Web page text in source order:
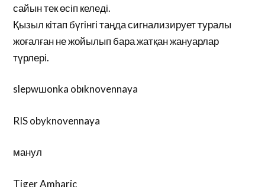
сайын тек өсіп келеді.
Қызыл кітап бүгінгі таңда сигнализирует туралы
жоғалған не жойылып бара жатқан жануарлар
түрлері.
slepwшonka obıknovennaya
RIS obyknovennaya
манул
Tiger Amharic